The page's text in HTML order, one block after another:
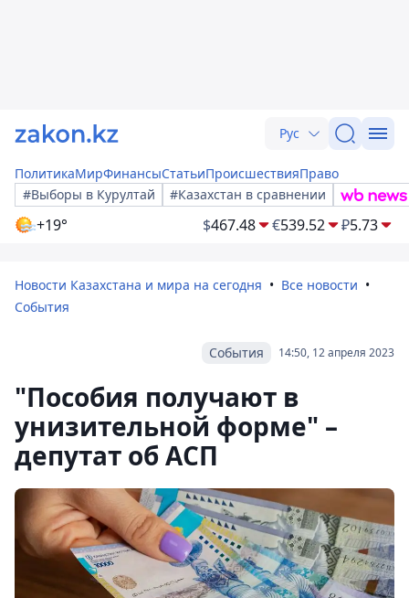
Рус
ПолитикаМирФинансыСтатьиПроисшествияПраво
#Выборы в Курултай
#Казахстан в сравнении
+19° $467.48 €539.52 ₽5.73
Новости Казахстана и мира на сегодня
Все новости
События
14:50, 12 апреля 2023
События
"Пособия получают в
унизительной форме" –
депутат об АСП